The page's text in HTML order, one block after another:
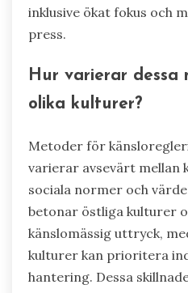
inklusive ökat fokus och
press.
Hur varierar dessa
olika kulturer?
Metoder för
varierar avsevärt mellan
sociala normer och
betonar östliga kulturer
känslomässig uttryck,
kulturer kan prioritera
hantering. Dessa